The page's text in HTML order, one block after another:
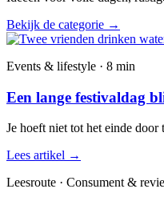
Bekijk de categorie →
Events & lifestyle · 8 min
Een lange festivaldag
Je hoeft niet tot het einde
Lees artikel →
Leesroute · Consument &